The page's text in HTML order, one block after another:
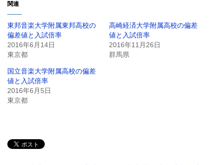
関連
東邦音楽大学附属東邦高校の
偏差値と入試倍率
2016年6月14日
東京都
高崎経済大学附属高校の偏差
値と入試倍率
2016年11月26日
群馬県
国立音楽大学附属高校の偏差
値と入試倍率
2016年6月5日
東京都